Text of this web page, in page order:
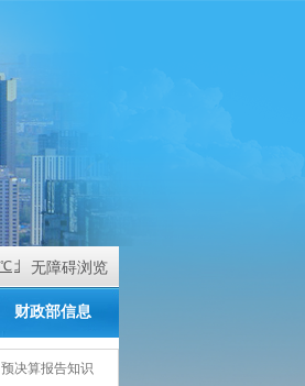
无障碍浏览
财政部信息
预决算报告知识